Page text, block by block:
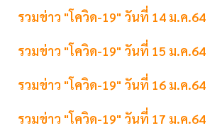
รวมข่าว "โควิด-19" วันที่ 14 ม.ค.64
รวมข่าว "โควิด-19" วันที่ 15 ม.ค.64
รวมข่าว "โควิด-19" วันที่ 16 ม.ค.64
รวมข่าว "โควิด-19" วันที่ 17 ม.ค.64